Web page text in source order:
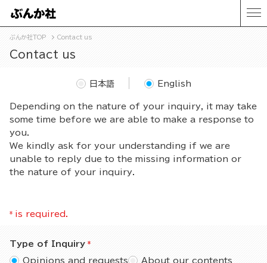
ぶんか社TOP Contact us
Contact us
Depending on the nature of your inquiry, it may take
some time before we are able to make a response to
you.
We kindly ask for your understanding if we are
unable to reply due to the missing information or
the nature of your inquiry.
日本語 English
* is required.
Type of Inquiry
Opinions and requests
About our contents